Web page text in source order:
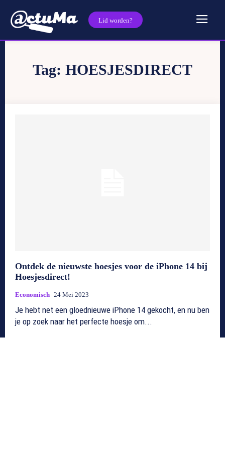
Lid worden?
Tag: HOESJESDIRECT
Ontdek de nieuwste hoesjes voor de iPhone 14 bij
Hoesjesdirect!
Economisch 24 Mei 2023
Je hebt net een gloednieuwe iPhone 14 gekocht, en nu ben
je op zoek naar het perfecte hoesje om...